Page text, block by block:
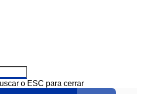
o ESC para cerrar